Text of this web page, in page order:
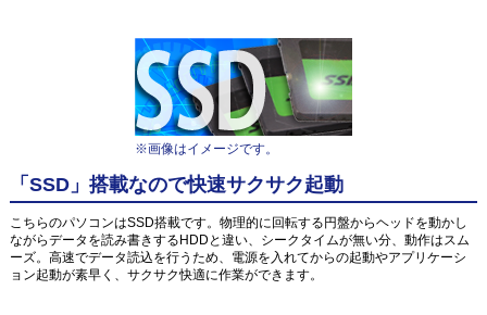
※画像はイメージです。
「SSD」搭載なので快速サクサク起動
こちらのパソコンはSSD搭載です。物理的に回転する円盤からヘッドを動かし
ながらデータを読み書きするHDDと違い、シークタイムが無い分、動作はスム
ーズ。高速でデータ読込を行うため、電源を入れてからの起動やアプリケーシ
ョン起動が素早く、サクサク快適に作業ができます。